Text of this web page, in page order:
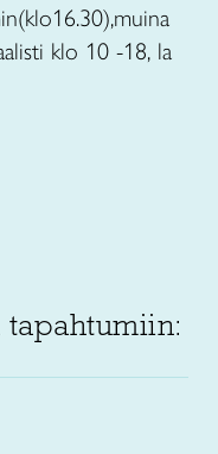
klo 10 -18, la